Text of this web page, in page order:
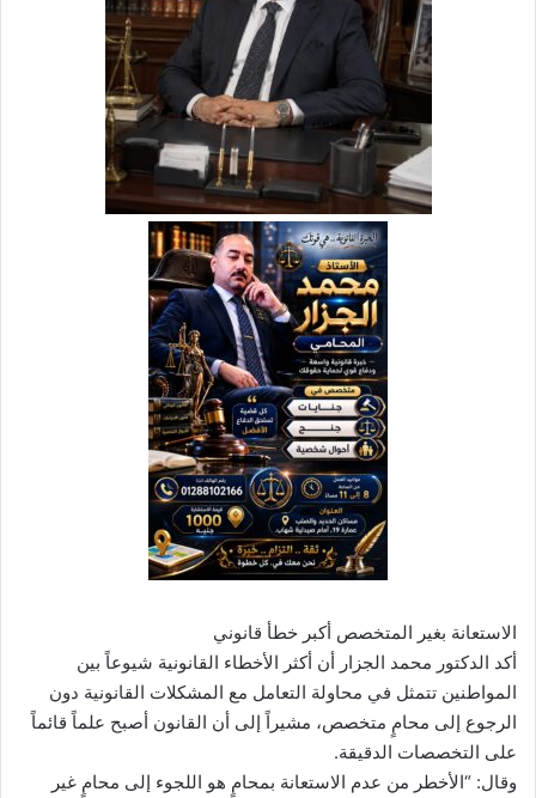
الاستعانة بغير المتخصص أكبر خطأ قانوني
أكد الدكتور محمد الجزار أن أكثر الأخطاء القانونية شيوعاً بين
المواطنين تتمثل في محاولة التعامل مع المشكلات القانونية دون
الرجوع إلى محامٍ متخصص، مشيراً إلى أن القانون أصبح علماً قائماً
على التخصصات الدقيقة.
وقال: “الأخطر من عدم الاستعانة بمحامٍ هو اللجوء إلى محامٍ غير